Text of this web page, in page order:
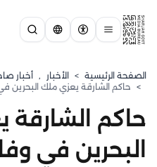
الصفحة الرئيسية > الأخبار , أخبار
> حاكم الشارقة يعزي ملك البحرين
حاكم
البحرين في